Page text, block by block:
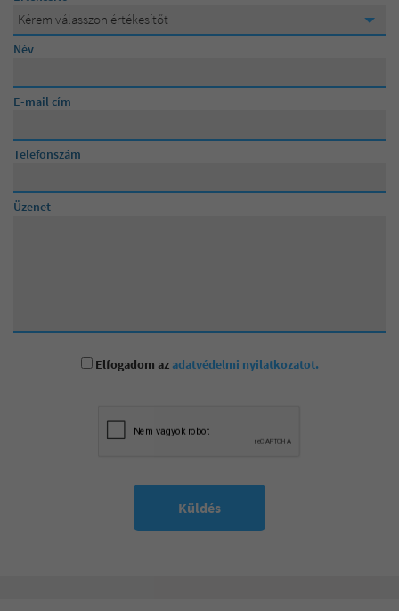
Kérem válasszon értékesítőt
Kérem válasszon értékesítőt
Posta Andrea
Név
E-mail cím
Telefonszám
Üzenet
Elfogadom az adatvédelmi nyilatkozatot.
Küldés